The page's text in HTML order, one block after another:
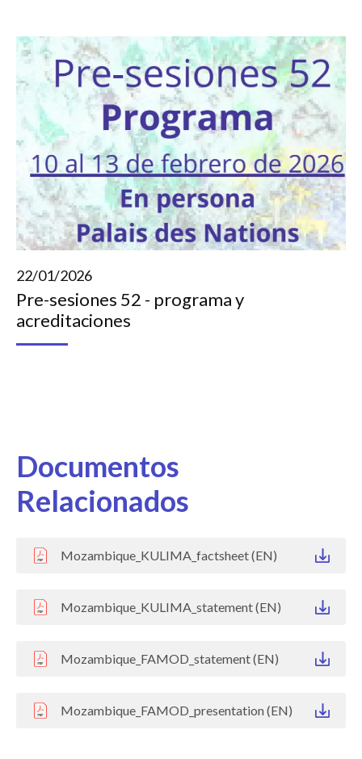
22/01/2026
Pre-sesiones 52 - programa y
acreditaciones
Documentos
Relacionados
Mozambique_KULIMA_factsheet (EN)
Mozambique_KULIMA_statement (EN)
Mozambique_FAMOD_statement (EN)
Mozambique_FAMOD_presentation (EN)